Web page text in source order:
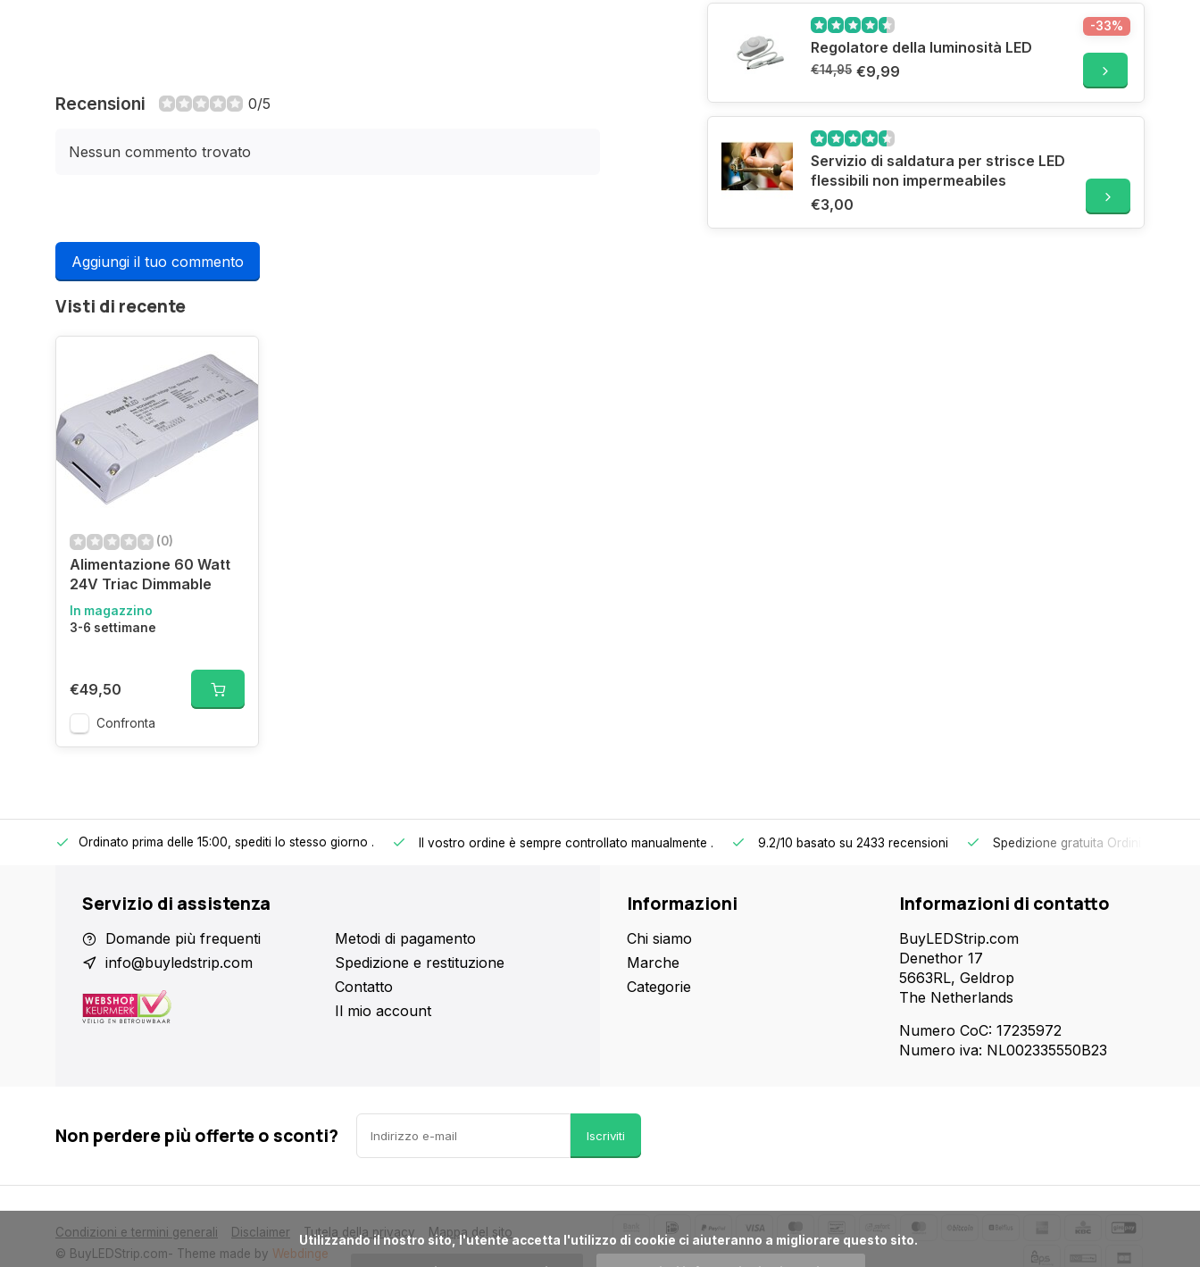
Recensioni 0/5
Nessun commento trovato
Aggiungi il tuo commento
Regolatore della luminosità LED
€14,95 €9,99
-33%
Servizio di saldatura per strisce LED
flessibili non impermeabiles
€3,00
Visti di recente
(0)
Alimentazione 60 Watt
24V Triac Dimmable
In magazzino
3-6 settimane
€49,50
Confronta
Ordinato prima delle 15:00, spediti lo stesso giorno . Il vostro ordine è sempre controllato manualmente . 9.2/10 basato su 2433 recensioni Spedizione gratuita Ordini superiori
Servizio di assistenza
Domande più frequenti
info@buyledstrip.com
Metodi di pagamento
Spedizione e restituzione
Contatto
Il mio account
Informazioni
Chi siamo
Marche
Categorie
Informazioni di contatto
BuyLEDStrip.com
Denethor 17
5663RL, Geldrop
The Netherlands
Numero CoC: 17235972
Numero iva: NL002335550B23
Non perdere più offerte o sconti? Iscriviti
Condizioni e termini generali Disclaimer Tutela della privacy
Mappa del sito
© BuyLEDStrip.com- Theme made by Webdinge
      Utilizzando il nostro sito, l'utente accetta l'utilizzo di cookie ci aiuteranno a migliorare questo sito.